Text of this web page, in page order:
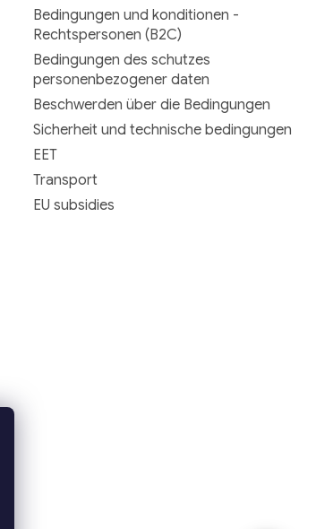
Bedingungen und konditionen -
Rechtspersonen (B2C)
Bedingungen des schutzes
personenbezogener daten
Beschwerden über die Bedingungen
Sicherheit und technische bedingungen
EET
Transport
EU subsidies